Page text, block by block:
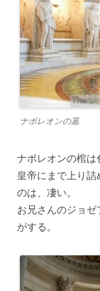
ナポレオンの墓
ナポレオンの棺は
皇帝にまで上り詰
のは、凄い。
お兄さんのジョ
がする。